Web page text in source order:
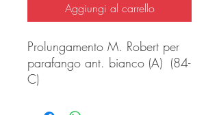
Aggiungi al carrello
Prolungamento M. Robert per
parafango ant. bianco (A) (84-
C)